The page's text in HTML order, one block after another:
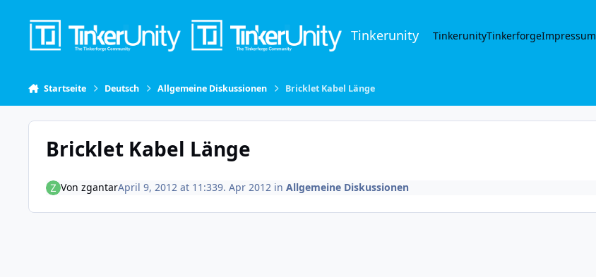
Tinkerunity TinkerunityTinkerforgeImpressum
Startseite Deutsch Allgemeine Diskussionen Bricklet Kabel Länge
Bricklet Kabel Länge
Von zgantarApril 9, 2012 at 11:339. Apr 2012in Allgemeine Diskussionen